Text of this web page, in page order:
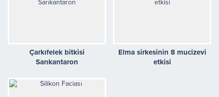
Çarkıfelek bitkisi
Sarıkantaron
Elma sirkesinin 8 mucizevi
etkisi